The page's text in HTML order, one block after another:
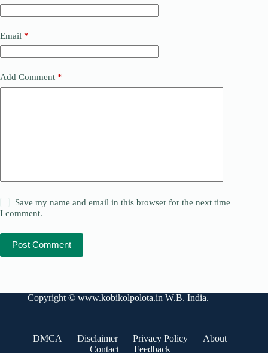
Email *
Add Comment *
Save my name and email in this browser for the next time
I comment.
Post Comment
Copyright © www.kobikolpolota.in W.B. India.
DMCA Disclaimer Privacy Policy
About
Contact
Feedback